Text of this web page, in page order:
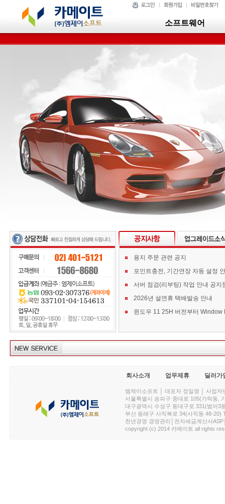
소프트웨어
용지 주문 관련 공지
포인트충전, 기간연장 자동 설정
서버 점검(리부팅) 작업 안내 공지
2026년 설연휴 택배발송 안내
회사소개 업무제휴 딜러가
엠제이소프트 │ 대표자 정일영 │ 사업
서울특별시 송파구 중대로 105(가락동,
대구광역시 수성구 동대구로 331(범어3
부산 동래구 사직북로 34(사직동 48-20)
천년경영 경영관리│전자세금계산서
copyright (c) 2014 카메이트 all rights